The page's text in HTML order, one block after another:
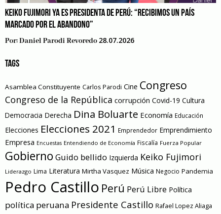
KEIKO FUJIMORI YA ES PRESIDENTA DE PERÚ: “RECIBIMOS UN PAÍS
MARCADO POR EL ABANDONO”
Por:Daniel Parodi Revoredo 28.07.2026
TAGS
Asamblea Constituyente Carlos Parodi Cine Congreso
Congreso de la República corrupción Covid-19 Cultura
Democracia Derecha Dina Boluarte Economía Educación
Elecciones Elecciones 2021 Emprendedor Emprendimiento
Empresa Encuestas Entendiendo de Economía Fiscalía Fuerza Popular
Gobierno Guido bellido Izquierda Keiko Fujimori
Liderazgo Lima Literatura Mirtha Vasquez Música Negocio Pandemia
Pedro Castillo Perú Perú Libre Política
política peruana Presidente Castillo Rafael Lopez Aliaga